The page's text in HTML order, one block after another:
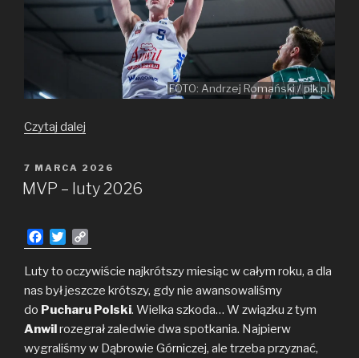
FOTO: Andrzej Romański / plk.pl
Czytaj dalej
marzec
2026
OPUBLIKOWANE
W
7 MARCA 2026
MVP – luty 2026
a
c
e
o
o
k
w
i
t
t
e
r
o
p
y
i
n
k
Luty to oczywiście najkrótszy miesiąc w całym roku, a dla
nas był jeszcze krótszy, gdy nie awansowaliśmy
do Pucharu Polski. Wielka szkoda… W związku z tym
Anwilrozegrał zaledwie dwa spotkania. Najpierw
wygraliśmy w Dąbrowie Górniczej, ale trzeba przyznać,